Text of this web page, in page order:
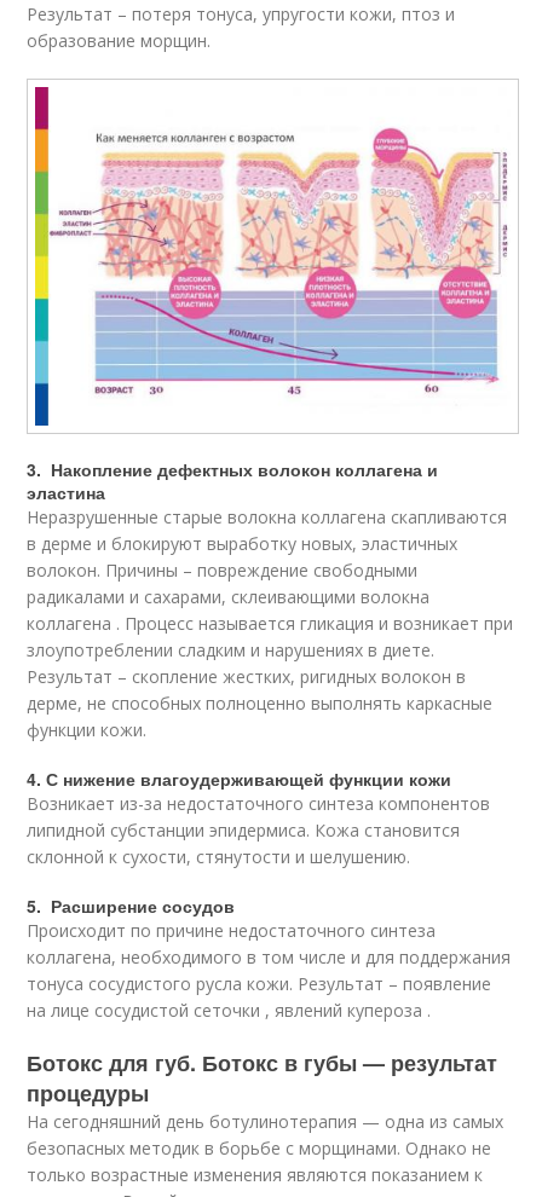
Результат – потеря тонуса, упругости кожи, птоз и
образование морщин.
3. Накопление дефектных волокон коллагена и
эластина
Неразрушенные старые волокна коллагена скапливаются
в дерме и блокируют выработку новых, эластичных
волокон. Причины – повреждение свободными
радикалами и сахарами, склеивающими волокна
коллагена . Процесс называется гликация и возникает при
злоупотреблении сладким и нарушениях в диете.
Результат – скопление жестких, ригидных волокон в
дерме, не способных полноценно выполнять каркасные
функции кожи.
4. С нижение влагоудерживающей функции кожи
Возникает из-за недостаточного синтеза компонентов
липидной субстанции эпидермиса. Кожа становится
склонной к сухости, стянутости и шелушению.
5. Расширение сосудов
Происходит по причине недостаточного синтеза
коллагена, необходимого в том числе и для поддержания
тонуса сосудистого русла кожи. Результат – появление
на лице сосудистой сеточки , явлений купероза .
Ботокс для губ. Ботокс в губы — результат
процедуры
На сегодняшний день ботулинотерапия — одна из самых
безопасных методик в борьбе с морщинами. Однако не
только возрастные изменения являются показанием к